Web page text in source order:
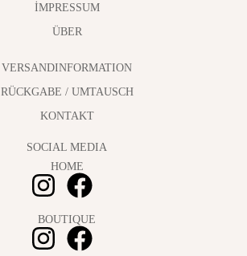
İMPRESSUM
ÜBER
VERSANDINFORMATION
RÜCKGABE / UMTAUSCH
KONTAKT
SOCIAL MEDIA
HOME
BOUTIQUE